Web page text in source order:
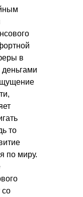
в
то
по миру.
со